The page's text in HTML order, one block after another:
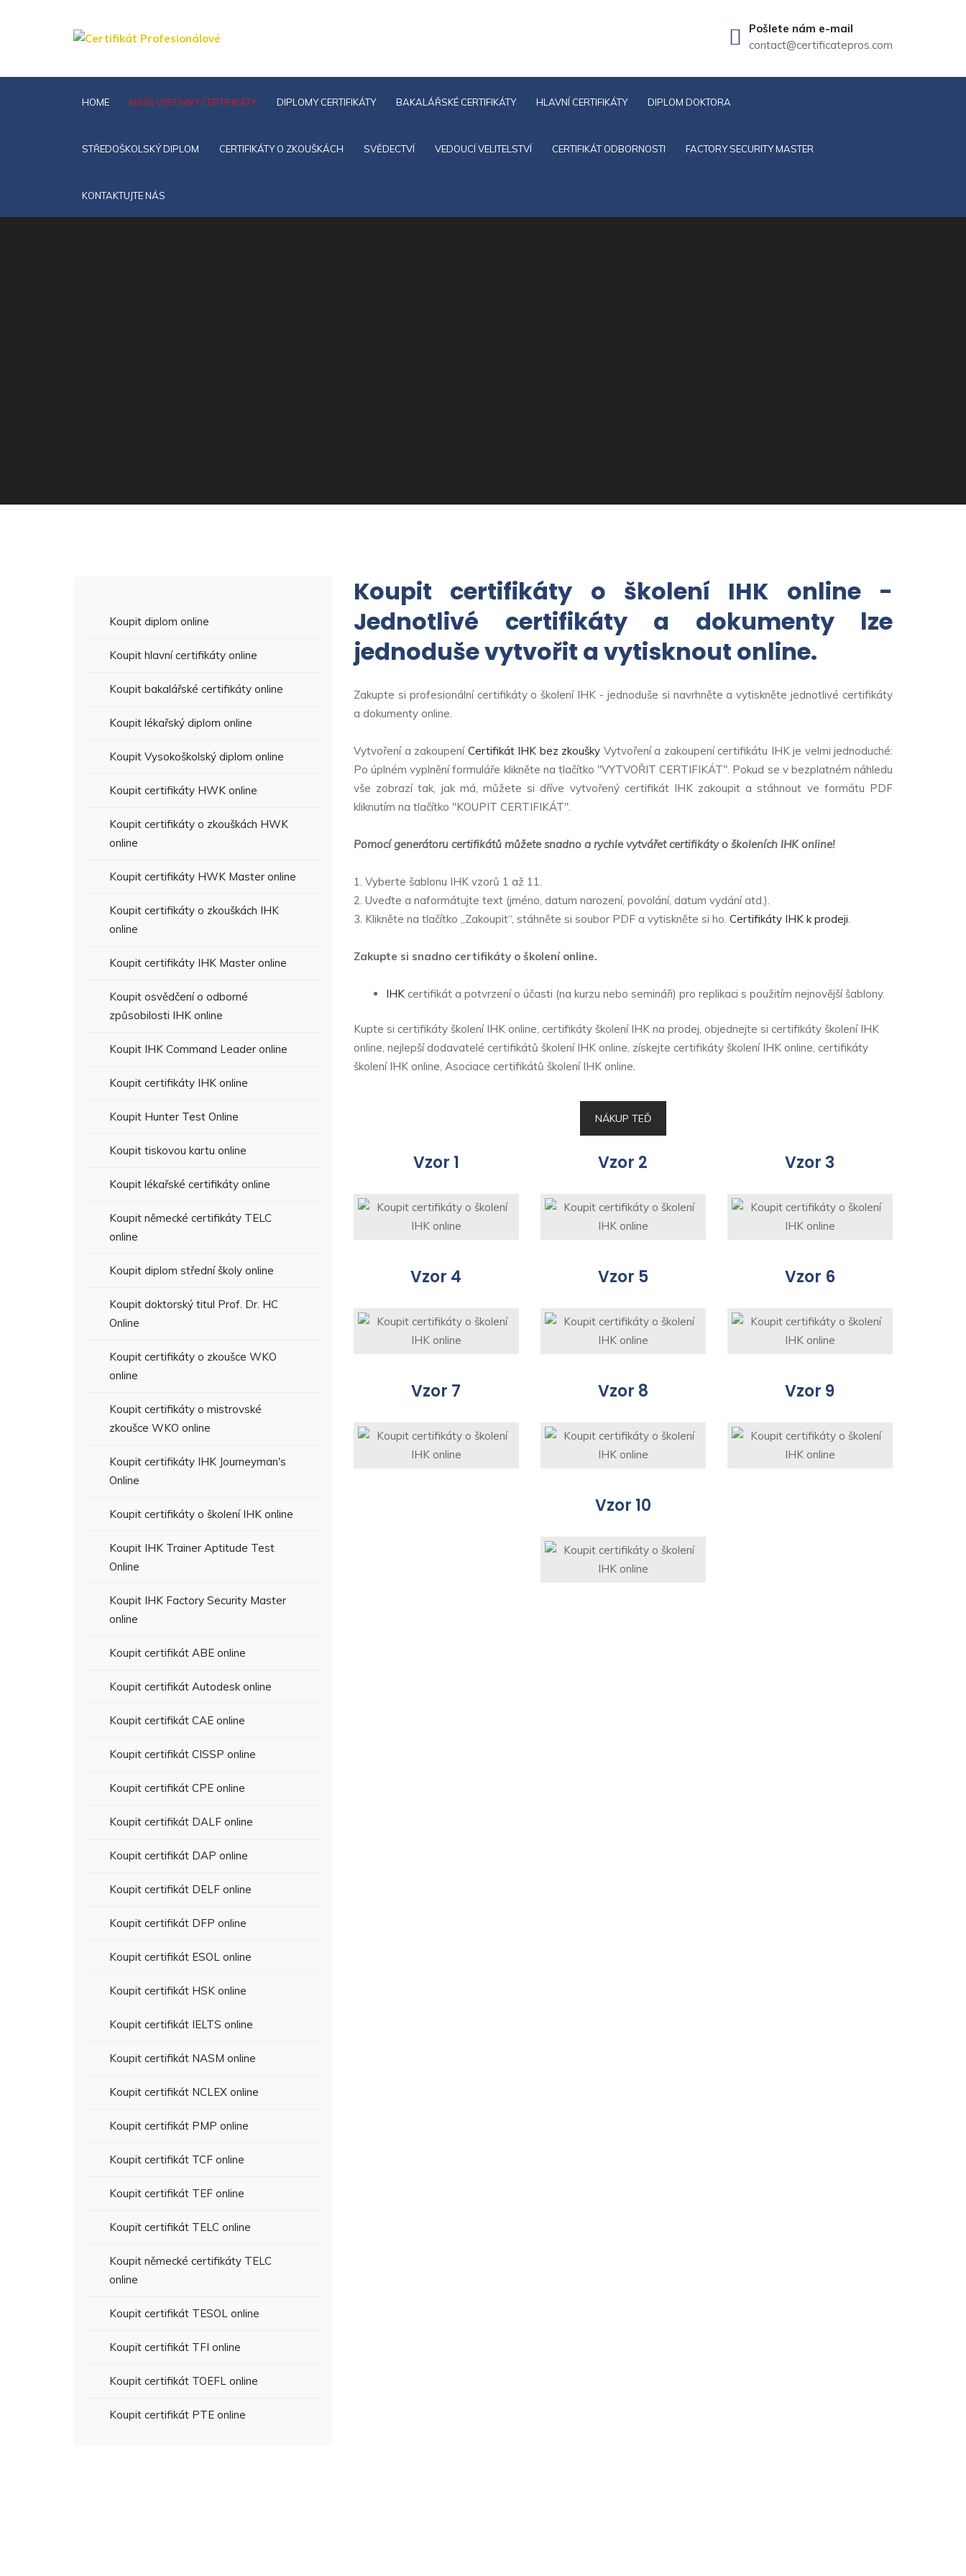
Pošlete nám e-mail
contact@certificatepros.com
HOME NAŠE VŠECHNY CERTIFIKÁTY DIPLOMY CERTIFIKÁTY BAKALÁŘSKÉ CERTIFIKÁTY HLAVNÍ CERTIFIKÁTY DIPLOM DOKTORA
STŘEDOŠKOLSKÝ DIPLOM CERTIFIKÁTY O ZKOUŠKÁCH SVĚDECTVÍ VEDOUCÍ VELITELSTVÍ CERTIFIKÁT ODBORNOSTI FACTORY SECURITY MASTER
KONTAKTUJTE NÁS
Koupit diplom online
Koupit hlavní certifikáty online
Koupit bakalářské certifikáty online
Koupit lékařský diplom online
Koupit Vysokoškolský diplom online
Koupit certifikáty HWK online
Koupit certifikáty o zkouškách HWK
online
Koupit certifikáty HWK Master online
Koupit certifikáty o zkouškách IHK
online
Koupit certifikáty IHK Master online
Koupit osvědčení o odborné
způsobilosti IHK online
Koupit IHK Command Leader online
Koupit certifikáty IHK online
Koupit Hunter Test Online
Koupit tiskovou kartu online
Koupit lékařské certifikáty online
Koupit německé certifikáty TELC
online
Koupit diplom střední školy online
Koupit doktorský titul Prof. Dr. HC
Online
Koupit certifikáty o zkoušce WKO
online
Koupit certifikáty o mistrovské
zkoušce WKO online
Koupit certifikáty IHK Journeyman's
Online
Koupit certifikáty o školení IHK online
Koupit IHK Trainer Aptitude Test
Online
Koupit IHK Factory Security Master
online
Koupit certifikát ABE online
Koupit certifikát Autodesk online
Koupit certifikát CAE online
Koupit certifikát CISSP online
Koupit certifikát CPE online
Koupit certifikát DALF online
Koupit certifikát DAP online
Koupit certifikát DELF online
Koupit certifikát DFP online
Koupit certifikát ESOL online
Koupit certifikát HSK online
Koupit certifikát IELTS online
Koupit certifikát NASM online
Koupit certifikát NCLEX online
Koupit certifikát PMP online
Koupit certifikát TCF online
Koupit certifikát TEF online
Koupit certifikát TELC online
Koupit německé certifikáty TELC
online
Koupit certifikát TESOL online
Koupit certifikát TFI online
Koupit certifikát TOEFL online
Koupit certifikát PTE online
Koupit certifikáty o školení IHK online -
Jednotlivé certifikáty a dokumenty lze
jednoduše vytvořit a vytisknout online.
Zakupte si profesionální certifikáty o školení IHK - jednoduše si navrhněte a vytiskněte jednotlivé certifikáty
a dokumenty online.
Vytvoření a zakoupení Certifikát IHK bez zkoušky Vytvoření a zakoupení certifikátu IHK je velmi jednoduché:
Po úplném vyplnění formuláře klikněte na tlačítko "VYTVOŘIT CERTIFIKÁT". Pokud se v bezplatném náhledu
vše zobrazí tak, jak má, můžete si dříve vytvořený certifikát IHK zakoupit a stáhnout ve formátu PDF
kliknutím na tlačítko "KOUPIT CERTIFIKÁT".
Pomocí generátoru certifikátů můžete snadno a rychle vytvářet certifikáty o školeních IHK online!
1. Vyberte šablonu IHK vzorů 1 až 11.
2. Uveďte a naformátujte text (jméno, datum narození, povolání, datum vydání atd.).
3. Klikněte na tlačítko „Zakoupit“, stáhněte si soubor PDF a vytiskněte si ho. Certifikáty IHK k prodeji.
Zakupte si snadno certifikáty o školení online.
IHK certifikát a potvrzení o účasti (na kurzu nebo semináři) pro replikaci s použitím nejnovější šablony.
Kupte si certifikáty školení IHK online, certifikáty školení IHK na prodej, objednejte si certifikáty školení IHK
online, nejlepší dodavatelé certifikátů školení IHK online, získejte certifikáty školení IHK online, certifikáty
školení IHK online, Asociace certifikátů školení IHK online
NÁKUP TEĎ
Vzor 1 Vzor 2 Vzor 3
Vzor 4 Vzor 5 Vzor 6
Vzor 7 Vzor 8 Vzor 9
Vzor 10